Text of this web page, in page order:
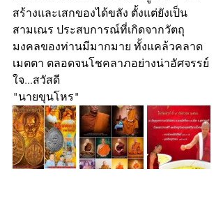
สร้างและเสกของได้ขลัง ตั้งแต่ยังเป็น
สามเณร ประสบการณ์ที่เกิดจากวัตถุ
มงคลของท่านมีมากมาย ทั้งแคล้วคลาด
เมตตา ตลอดจนโชคลาภอย่างน่าอัศจรรย์
ใจ...สวัสดี
"นายขุนโหร"